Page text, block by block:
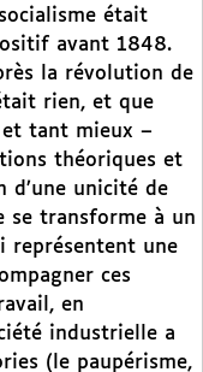
était
avant 1848.
la révolution de
rien, et que
tant mieux –
théoriques et
d’une unicité de
se transforme à un
représentent une
ces
en
industrielle a
(le paupérisme,